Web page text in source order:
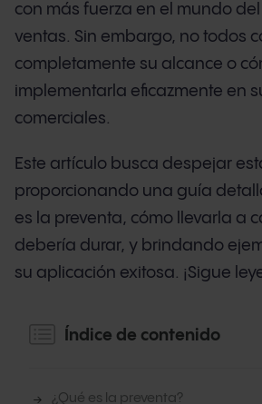
con más fuerza en el mundo
ventas. Sin embargo, no todos
completamente su alcance o
implementarla eficazmente en
comerciales.
Este artículo busca despejar
proporcionando una guía
es la preventa, cómo llevarla a
debería durar, y brindando
su aplicación exitosa. ¡Sigue
Índice de contenido
¿Qué es la preventa?